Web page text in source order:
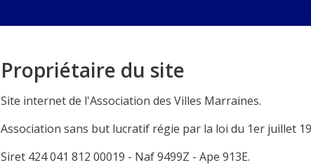
Propriétaire du site
Site internet de l'Association des Villes Marraines.
Association sans but lucratif régie par la loi du 1er juillet
Siret 424 041 812 00019 - Naf 9499Z - Ape 913E.